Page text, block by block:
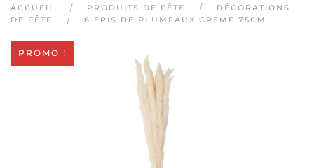
ACCUEIL PRODUITS DE FÊTE
DÉCORATIONS
DE FÊTE
6 EPIS DE PLUMEAUX CREME 75CM
PROMO !